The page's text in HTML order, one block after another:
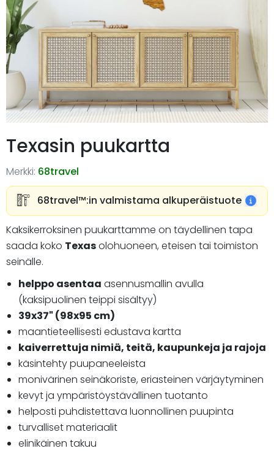
Texasin puukartta
Merkki: 68travel
68travel™️:in valmistama alkuperäistuote
Kaksikerroksinen puukarttamme on täydellinen tapa
saada koko Texasolohuoneen, eteisen tai toimiston
seinälle.
helppo asentaa asennusmallin avulla
(kaksipuolinen teippi sisältyy)
39x37" (98x95 cm)
maantieteellisesti edustava kartta
kaiverrettuja nimiä, teitä, kaupunkeja ja rajoja
käsintehty puupaneeleista
monivärinen seinäkoriste, eriasteinen värjäytyminen
kevyt ja ympäristöystävällinen tuotanto
helposti puhdistettava luonnollinen puupinta
turvalliset materiaalit
elinikäinen takuu